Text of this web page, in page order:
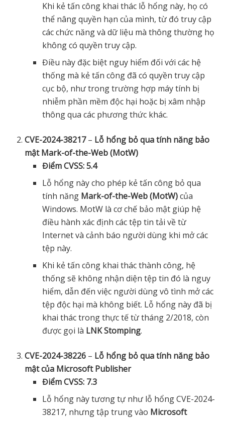
Khi kẻ tấn công khai thác lỗ hổng này, họ có
thể nâng quyền hạn của mình, từ đó truy cập
các chức năng và dữ liệu mà thông thường họ
không có quyền truy cập.
Điều này đặc biệt nguy hiểm đối với các hệ
thống mà kẻ tấn công đã có quyền truy cập
cục bộ, như trong trường hợp máy tính bị
nhiễm phần mềm độc hại hoặc bị xâm nhập
thông qua các phương thức khác.
CVE-2024-38217– Lỗ hổng bỏ qua tính năng bảo
mật Mark-of-the-Web (MotW)
Điểm CVSS: 5.4
Lỗ hổng này cho phép kẻ tấn công bỏ qua
tính năng Mark-of-the-Web (MotW)của
Windows. MotW là cơ chế bảo mật giúp hệ
điều hành xác định các tệp tin tải về từ
Internet và cảnh báo người dùng khi mở các
tệp này.
Khi kẻ tấn công khai thác thành công, hệ
thống sẽ không nhận diện tệp tin đó là nguy
hiểm, dẫn đến việc người dùng vô tình mở các
tệp độc hại mà không biết. Lỗ hổng này đã bị
khai thác trong thực tế từ tháng 2/2018, còn
được gọi là LNK Stomping.
CVE-2024-38226 – Lỗ hổng bỏ qua tính năng bảo
mật của Microsoft Publisher
Điểm CVSS: 7.3
Lỗ hổng này tương tự như lỗ hổng CVE-2024-
38217, nhưng tập trung vào Microsoft